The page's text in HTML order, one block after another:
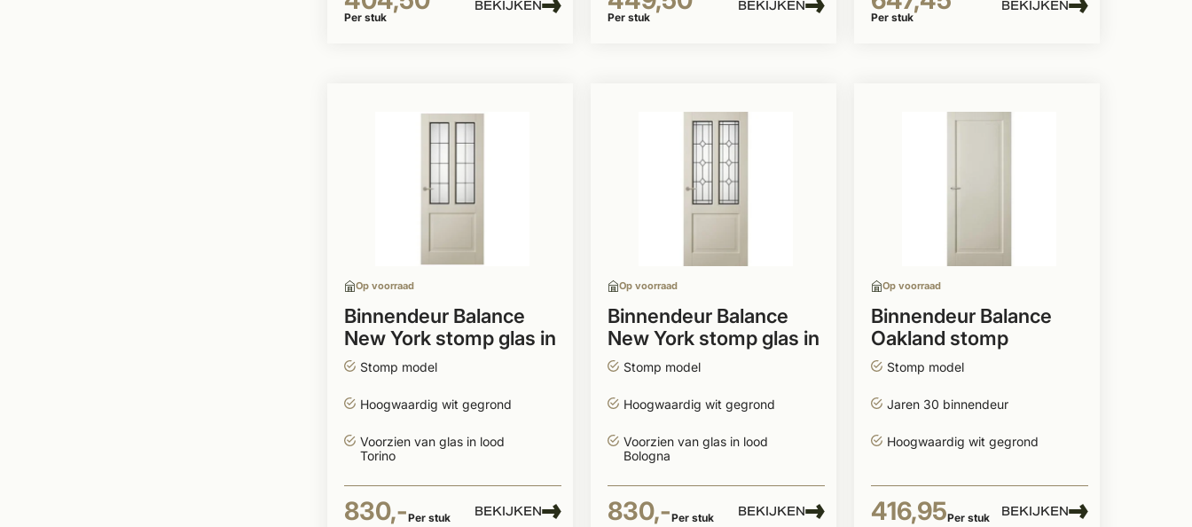
Per stuk
BEKIJKEN
Per stuk
BEKIJKEN
Per stuk
BEKIJKEN
Op voorraad
Binnendeur Balance
New York stomp glas in
lood Torino
Stomp model
Hoogwaardig wit gegrond
Voorzien van glas in lood
Torino
830,-Per stuk BEKIJKEN
Op voorraad
Binnendeur Balance
New York stomp glas in
lood Bologna1
Stomp model
Hoogwaardig wit gegrond
Voorzien van glas in lood
Bologna
830,-Per stuk BEKIJKEN
Op voorraad
Binnendeur Balance
Oakland stomp
Stomp model
Jaren 30 binnendeur
Hoogwaardig wit gegrond
416,95Per stuk BEKIJKEN